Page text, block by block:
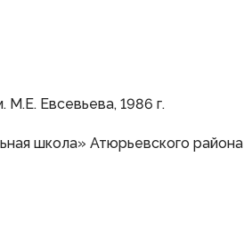
Евсевьева, 1986 г.
школа» Атюрьевского района